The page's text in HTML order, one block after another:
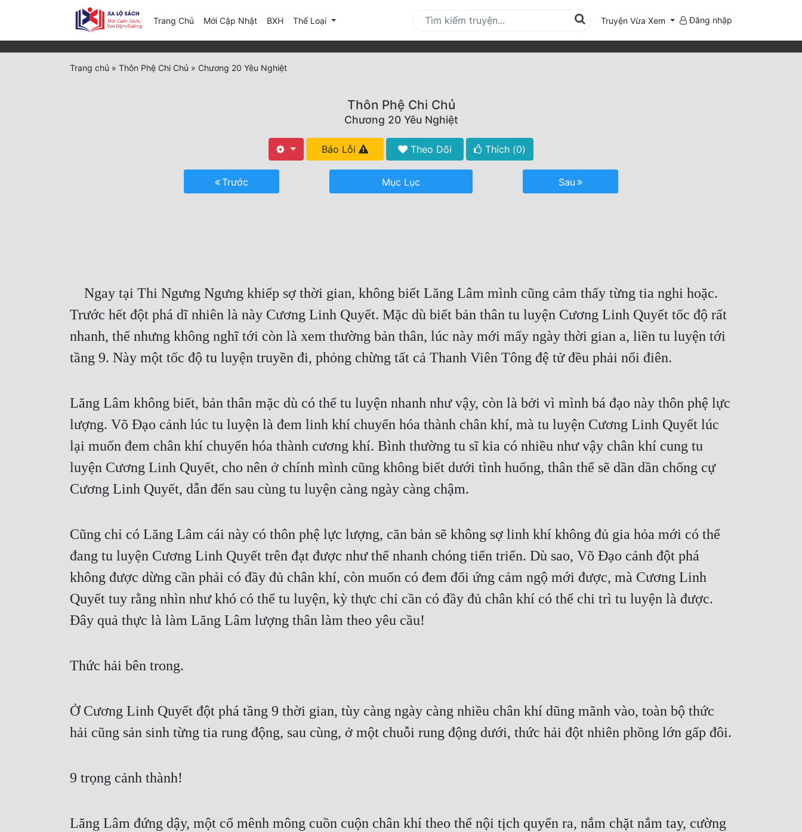
Trang Chủ Mới Cập Nhật(current)
BXH Thể Loại Truyện Vừa Xem Đăng nhập
Trang chủ » Thôn Phệ Chi Chủ » Chương 20 Yêu Nghiệt
Thôn Phệ Chi Chủ
Chương 20 Yêu Nghiệt
Báo Lỗi Theo Dõi Thích (0)
Trước Mục Lục Sau
Trước hết đột phá dĩ nhiên là này Cương Linh Quyết. Mặc dù biết bản thân tu luyện Cương Linh Quyết tốc độ rất
nhanh, thế nhưng không nghĩ tới còn là xem thường bản thân, lúc này mới mấy ngày thời gian a, liền tu luyện tới
tầng 9. Này một tốc độ tu luyện truyền đi, phỏng chừng tất cả Thanh Viên Tông đệ tử đều phải nổi điên.
Lăng Lâm không biết, bản thân mặc dù có thể tu luyện nhanh như vậy, còn là bởi vì mình bá đạo này thôn phệ lực
lượng. Võ Đạo cảnh lúc tu luyện là đem linh khí chuyển hóa thành chân khí, mà tu luyện Cương Linh Quyết lúc
lại muốn đem chân khí chuyển hóa thành cương khí. Bình thường tu sĩ kia có nhiều như vậy chân khí cung tu
luyện Cương Linh Quyết, cho nên ở chính mình cũng không biết dưới tình huống, thân thể sẽ dần dần chống cự
Cương Linh Quyết, dẫn đến sau cùng tu luyện càng ngày càng chậm.
Cũng chỉ có Lăng Lâm cái này có thôn phệ lực lượng, căn bản sẽ không sợ linh khí không đủ gia hỏa mới có thể
đang tu luyện Cương Linh Quyết trên đạt được như thế nhanh chóng tiến triển. Dù sao, Võ Đạo cảnh đột phá
không được dừng cần phải có đầy đủ chân khí, còn muốn có đem đối ứng cảm ngộ mới được, mà Cương Linh
Quyết tuy rằng nhìn như khó có thể tu luyện, kỳ thực chỉ cần có đầy đủ chân khí có thể chi trì tu luyện là được.
Đây quả thực là làm Lăng Lâm lượng thân làm theo yêu cầu!
Thức hải bên trong.
Ở Cương Linh Quyết đột phá tầng 9 thời gian, tùy càng ngày càng nhiều chân khí dũng mãnh vào, toàn bộ thức
hải cũng sản sinh từng tia rung động, sau cùng, ở một chuỗi rung động dưới, thức hải đột nhiên phồng lớn gấp đôi.
9 trọng cảnh thành!
Lăng Lâm đứng dậy, một cổ mênh mông cuồn cuộn chân khí theo thể nội tịch quyển ra, nắm chặt nắm tay, cường